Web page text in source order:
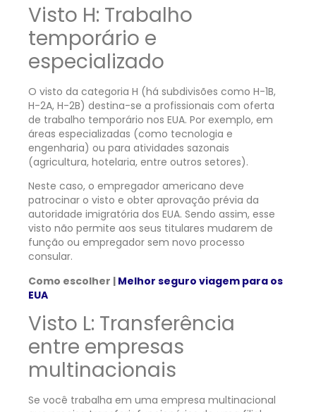
Visto H: Trabalho
temporário e
especializado
O visto da categoria H (há subdivisões como H-1B,
H-2A, H-2B) destina-se a profissionais com oferta
de trabalho temporário nos EUA. Por exemplo, em
áreas especializadas (como tecnologia e
engenharia) ou para atividades sazonais
(agricultura, hotelaria, entre outros setores).
Neste caso, o empregador americano deve
patrocinar o visto e obter aprovação prévia da
autoridade imigratória dos EUA. Sendo assim, esse
visto não permite aos seus titulares mudarem de
função ou empregador sem novo processo
consular.
Como escolher | Melhor seguro viagem para os
EUA
Visto L: Transferência
entre empresas
multinacionais
Se você trabalha em uma empresa multinacional